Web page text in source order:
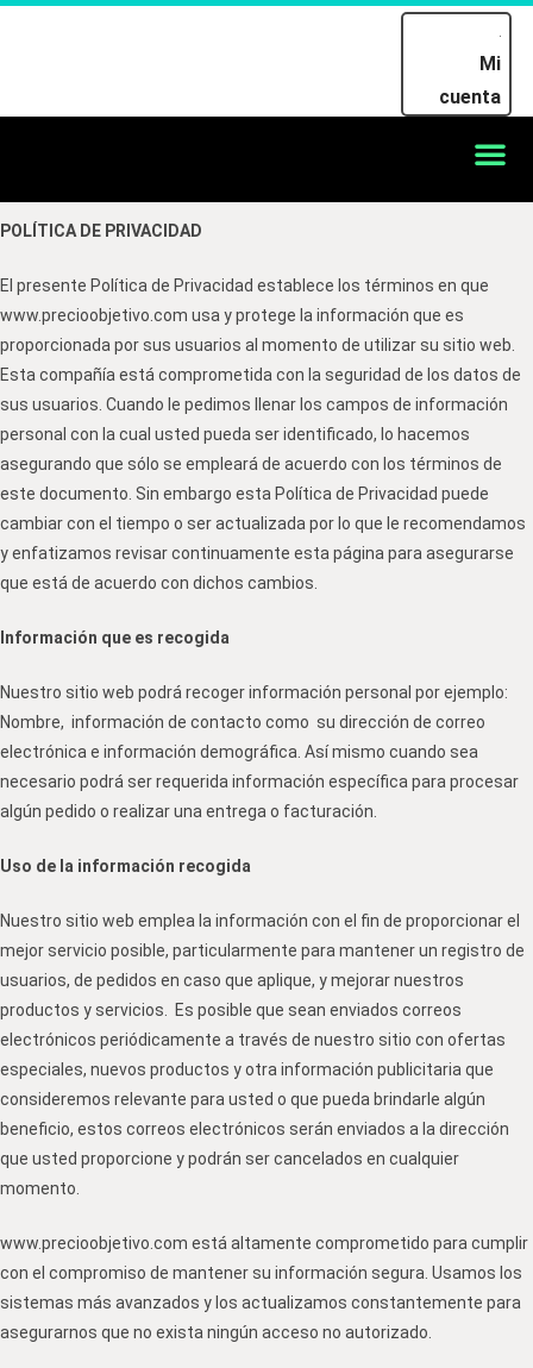
Mi
cuenta
POLÍTICA DE PRIVACIDAD
El presente Política de Privacidad establece los términos en que
www.precioobjetivo.com usa y protege la información que es
proporcionada por sus usuarios al momento de utilizar su sitio web.
Esta compañía está comprometida con la seguridad de los datos de
sus usuarios. Cuando le pedimos llenar los campos de información
personal con la cual usted pueda ser identificado, lo hacemos
asegurando que sólo se empleará de acuerdo con los términos de
este documento. Sin embargo esta Política de Privacidad puede
cambiar con el tiempo o ser actualizada por lo que le recomendamos
y enfatizamos revisar continuamente esta página para asegurarse
que está de acuerdo con dichos cambios.
Información que es recogida
Nuestro sitio web podrá recoger información personal por ejemplo:
Nombre, información de contacto como su dirección de correo
electrónica e información demográfica. Así mismo cuando sea
necesario podrá ser requerida información específica para procesar
algún pedido o realizar una entrega o facturación.
Uso de la información recogida
Nuestro sitio web emplea la información con el fin de proporcionar el
mejor servicio posible, particularmente para mantener un registro de
usuarios, de pedidos en caso que aplique, y mejorar nuestros
productos y servicios. Es posible que sean enviados correos
electrónicos periódicamente a través de nuestro sitio con ofertas
especiales, nuevos productos y otra información publicitaria que
consideremos relevante para usted o que pueda brindarle algún
beneficio, estos correos electrónicos serán enviados a la dirección
que usted proporcione y podrán ser cancelados en cualquier
momento.
www.precioobjetivo.com está altamente comprometido para cumplir
con el compromiso de mantener su información segura. Usamos los
sistemas más avanzados y los actualizamos constantemente para
asegurarnos que no exista ningún acceso no autorizado.